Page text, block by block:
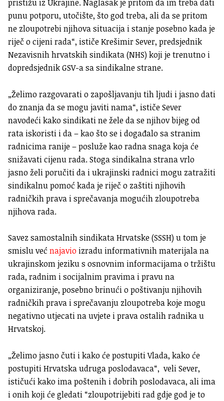
pristižu iz Ukrajine. Naglasak je pritom da im treba dati
punu potporu, utočište, što god treba, ali da se pritom
ne zloupotrebi njihova situacija i stanje posebno kada je
riječ o cijeni rada“, ističe Krešimir Sever, predsjednik
Nezavisnih hrvatskih sindikata (NHS) koji je trenutno i
dopredsjednik GSV-a sa sindikalne strane.
„Želimo razgovarati o zapošljavanju tih ljudi i jasno dati
do znanja da se mogu javiti nama“, ističe Sever
navodeći kako sindikati ne žele da se njihov bijeg od
rata iskoristi i da – kao što se i događalo sa stranim
radnicima ranije – posluže kao radna snaga koja će
snižavati cijenu rada. Stoga sindikalna strana vrlo
jasno želi poručiti da i ukrajinski radnici mogu zatražiti
sindikalnu pomoć kada je riječ o zaštiti njihovih
radničkih prava i sprečavanja mogućih zloupotreba
njihova rada.
Savez samostalnih sindikata Hrvatske (SSSH) u tom je
smislu već najavio izradu informativnih materijala na
ukrajinskom jeziku s osnovnim informacijama o tržištu
rada, radnim i socijalnim pravima i pravu na
organiziranje, posebno brinući o poštivanju njihovih
radničkih prava i sprečavanju zloupotreba koje mogu
negativno utjecati na uvjete i prava ostalih radnika u
Hrvatskoj.
„Želimo jasno čuti i kako će postupiti Vlada, kako će
postupiti Hrvatska udruga poslodavaca“, veli Sever,
ističući kako ima poštenih i dobrih poslodavaca, ali ima
i onih koji će gledati “zloupotrijebiti rad gdje god je to